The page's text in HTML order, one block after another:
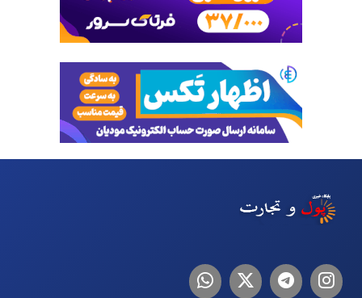
اینستاگرام
تلگرام توییترلینکدین